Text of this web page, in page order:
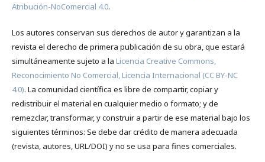
Atribución-NoComercial 4.0.
Los autores conservan sus derechos de autor y garantizan a la
revista el derecho de primera publicación de su obra, que estará
simultáneamente sujeto a la Licencia Creative Commons,
Reconocimiento No Comercial, Licencia Internacional (CC BY-NC
4.0). La comunidad científica es libre de compartir, copiar y
redistribuir el material en cualquier medio o formato; y de
remezclar, transformar, y construir a partir de ese material bajo los
siguientes términos: Se debe dar crédito de manera adecuada
(revista, autores, URL/DOI) y no se usa para fines comerciales.